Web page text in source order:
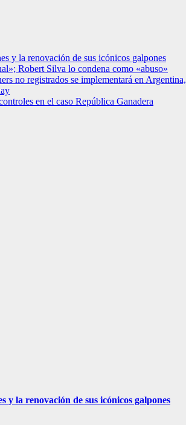
y la renovación de sus icónicos galpones
Robert Silva lo condena como «abuso»
no registrados se implementará en
en el caso República Ganadera
la renovación de sus icónicos galpones